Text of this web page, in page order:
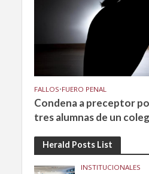
FALLOS•FUERO PENAL
Condena a preceptor
tres alumnas de un
Herald Posts List
INSTITUCIONALES